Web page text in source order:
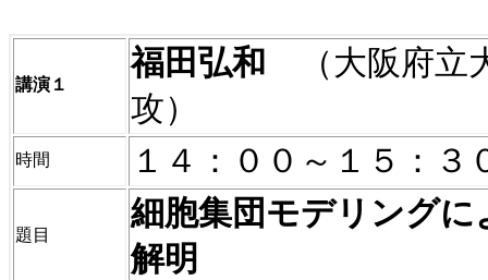
講演１
福田弘和
（大阪府
攻）
時間 １４：００～１５：３
題目
細胞集団モデリングに
解明